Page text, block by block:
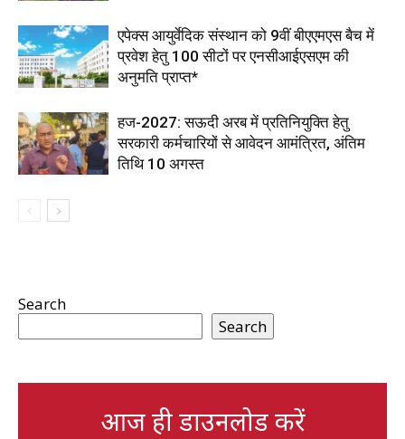
एपेक्स आयुर्वेदिक संस्थान को 9वीं बीएएमएस बैच में
प्रवेश हेतु 100 सीटों पर एनसीआईएसएम की
अनुमति प्राप्त*
हज-2027: सऊदी अरब में प्रतिनियुक्ति हेतु
सरकारी कर्मचारियों से आवेदन आमंत्रित, अंतिम
तिथि 10 अगस्त
Search
Search
आज ही डाउनलोड करें